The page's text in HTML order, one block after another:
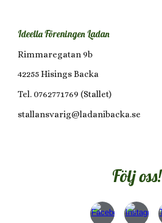
Ideella Föreningen Ladan
Rimmaregatan 9b
42255 Hisings Backa
Tel. 0762771769 (Stallet)
stallansvarig@ladanibacka.se
Följ oss!